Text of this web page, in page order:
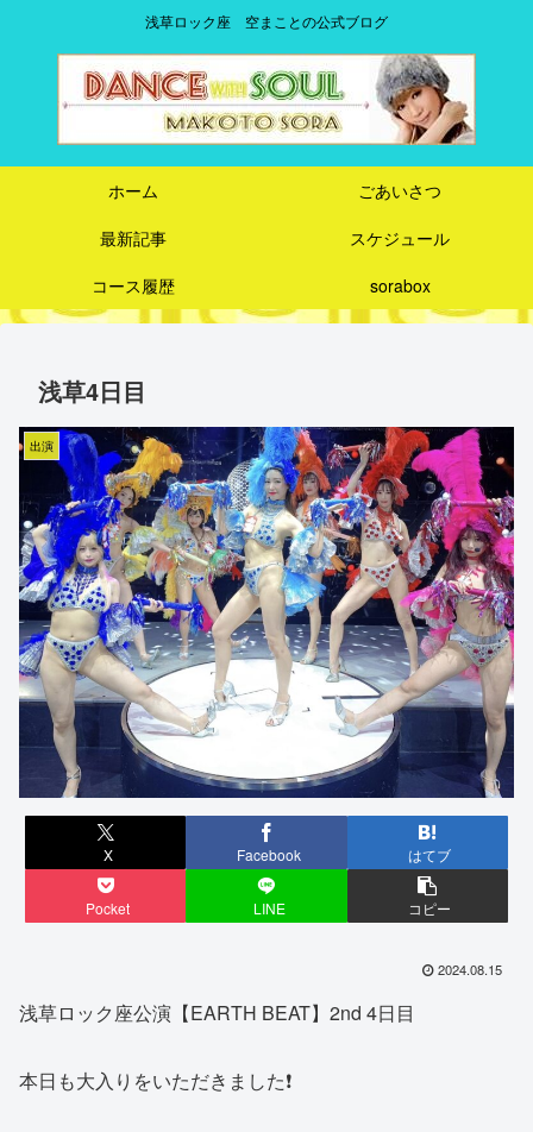
浅草ロック座 空まことの公式ブログ
ホーム
ごあいさつ
最新記事
スケジュール
コース履歴
sorabox
浅草4日目
出演
X Facebook はてブ
Pocket LINE コピー
2024.08.15
浅草ロック座公演【EARTH BEAT】2nd 4日目
本日も大入りをいただきました❗️